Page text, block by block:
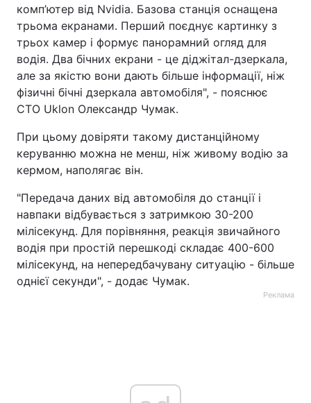
комп’ютер від Nvidia. Базова станція оснащена
трьома екранами. Перший поєднує картинку з
трьох камер і формує панорамний огляд для
водія. Два бічних екрани - це діджітал-дзеркала,
але за якістю вони дають більше інформації, ніж
фізичні бічні дзеркала автомобіля", - пояснює
CTO Uklon Олександр Чумак.
При цьому довіряти такому дистанційному
керуванню можна не менш, ніж живому водію за
кермом, наполягає він.
"Передача даних від автомобіля до станції і
навпаки відбувається з затримкою 30-200
мілісекунд. Для порівняння, реакція звичайного
водія при простій перешкоді складає 400-600
мілісекунд, на непередбачувану ситуацію - більше
однієї секунди", - додає Чумак.
Реклама